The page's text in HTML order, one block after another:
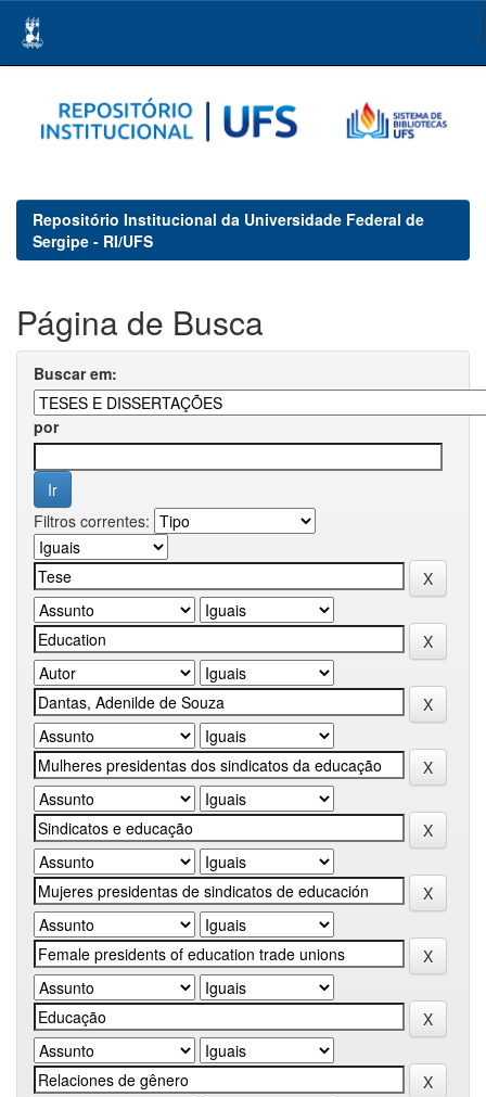
navigation
Repositório Institucional da Universidade Federal de
Sergipe - RI/UFS
Página de Busca
Buscar em:
por
Filtros correntes: